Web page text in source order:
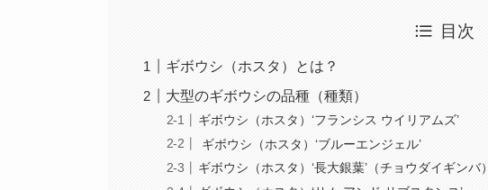
目次
ギボウシ（ホスタ）とは？
大型のギボウシの品種（種類）
ギボウシ（ホスタ）‘フランシス ウイリアムズ’
ギボウシ（ホスタ）‘ブルーエンジェル’
ギボウシ（ホスタ）‘長大銀葉’（チョウダイギンバ）